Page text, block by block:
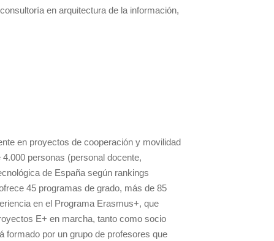
en arquitectura de la información,
en proyectos de cooperación y movilidad
personas (personal docente,
de España según rankings
45 programas de grado, más de 85
en el Programa Erasmus+, que
E+ en marcha, tanto como socio
formado por un grupo de profesores que